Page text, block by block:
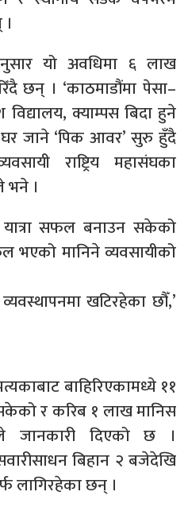
यो अवधिमा ६ लाख
छन् । ‘काठमाडौंमा पेसा–
क्याम्पस बिदा हुने
जाने ‘पिक आवर’ सुरु हुँदै
राष्ट्रिय महासंघका
भने ।
यात्रा सफल बनाउन सकेको
भएको मानिने व्यवसायीको
खटिरहेका छौँ,’
बाहिरिएकामध्ये ११
र करिब १ लाख मानिस
जानकारी दिएको छ ।
बिहान २ बजेदेखि
लागिरहेका छन् ।